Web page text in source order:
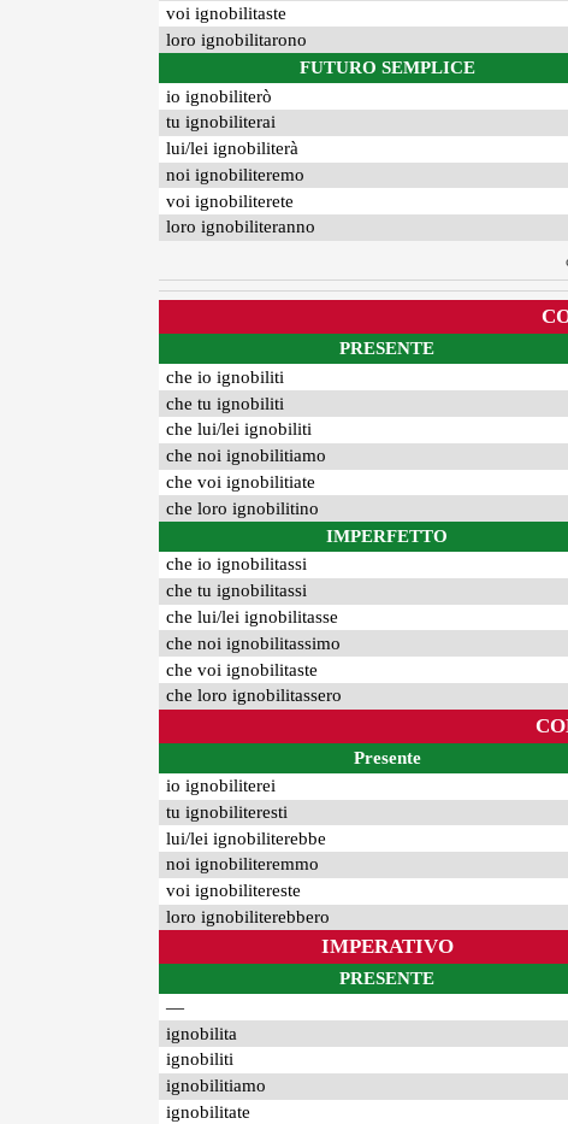
voi ignobilitaste
loro ignobilitarono
FUTURO SEMPLICE
io ignobiliterò
tu ignobiliterai
lui/lei ignobiliterà
noi ignobiliteremo
voi ignobiliterete
loro ignobiliteranno
PRESENTE
che io ignobiliti
che tu ignobiliti
che lui/lei ignobiliti
che noi ignobilitiamo
che voi ignobilitiate
che loro ignobilitino
IMPERFETTO
che io ignobilitassi
che tu ignobilitassi
che lui/lei ignobilitasse
che noi ignobilitassimo
che voi ignobilitaste
che loro ignobilitassero
Presente
io ignobiliterei
tu ignobiliteresti
lui/lei ignobiliterebbe
noi ignobiliteremmo
voi ignobilitereste
loro ignobiliterebbero
IMPERATIVO
PRESENTE
—
ignobilita
ignobiliti
ignobilitiamo
ignobilitate